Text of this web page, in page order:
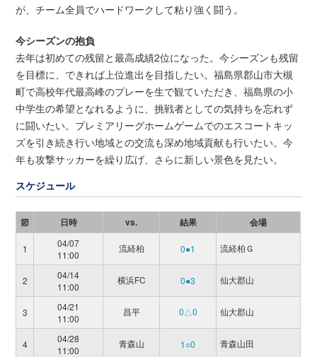
が、チーム全員でハードワークして粘り強く闘う。
今シーズンの抱負
去年は初めての残留と最高成績2位になった。今シーズンも残留
を目標に、できれば上位進出を目指したい。福島県郡山市大槻
町で高校年代最高峰のプレーを生で観ていただき、福島県の小
中学生の希望となれるように、挑戦者としての気持ちを忘れず
に闘いたい。プレミアリーグホームゲームでのエスコートキッ
ズを引き続き行い地域との交流も深め地域貢献も行いたい。今
年も攻撃サッカーを繰り広げ、さらに新しい景色を見たい。
スケジュール
節 日時 vs. 結果 会場
1
04/07
11:00
流経柏 0●1 流経柏Ｇ
2
04/14
11:00
横浜FC 0●3 仙大郡山
3
04/21
11:00
昌平 0△0 仙大郡山
4
04/28
11:00
青森山 1○0 青森山田